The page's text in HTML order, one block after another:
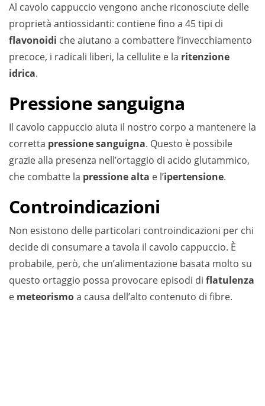
Al cavolo cappuccio vengono anche riconosciute delle
proprietà antiossidanti: contiene fino a 45 tipi di
flavonoidi che aiutano a combattere l’invecchiamento
precoce, i radicali liberi, la cellulite e la ritenzione
idrica.
Pressione sanguigna
Il cavolo cappuccio aiuta il nostro corpo a mantenere la
corretta pressione sanguigna. Questo è possibile
grazie alla presenza nell’ortaggio di acido glutammico,
che combatte la pressione alta e l’ipertensione.
Controindicazioni
Non esistono delle particolari controindicazioni per chi
decide di consumare a tavola il cavolo cappuccio. È
probabile, però, che un’alimentazione basata molto su
questo ortaggio possa provocare episodi di flatulenza
e meteorismoa causa dell’alto contenuto di fibre.